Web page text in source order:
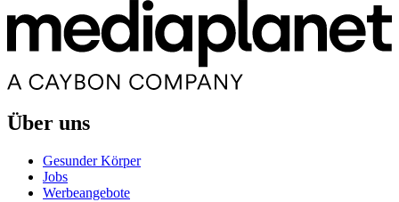
Über uns
Gesunder Körper
Jobs
Werbeangebote